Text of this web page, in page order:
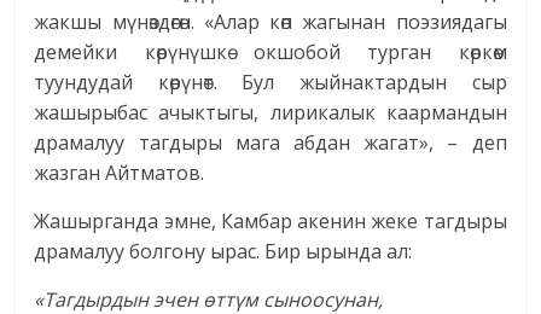
жакшы мүнөздөгөн. «Алар көп жагынан поэзиядагы
демейки көрүнүшкө окшобой турган көркөм
туундудай көрүнөт. Бул жыйнактардын сыр
жашырыбас ачыктыгы, лирикалык каармандын
драмалуу тагдыры мага абдан жагат», – деп
жазган Айтматов.
Жашырганда эмне, Камбар акенин жеке тагдыры
драмалуу болгону ырас. Бир ырында ал:
«Тагдырдын эчен өттүм сыноосунан,